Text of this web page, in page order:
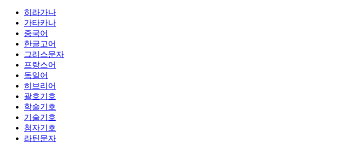
히라가나
가타카나
중국어
한글고어
그리스문자
프랑스어
독일어
히브리어
괄호기호
학술기호
기술기호
첨자기호
라틴문자